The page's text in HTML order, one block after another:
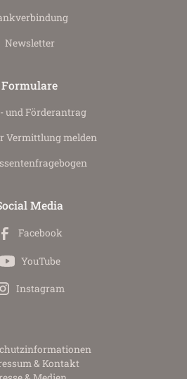
Newsletter
Formulare
und Förderantrag
Vermittlung melden
Media
Facebook
YouTube
Instagram
& Kontakt